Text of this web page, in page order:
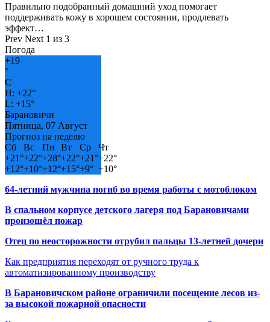
Правильно подобранный домашний уход помогает
поддерживать кожу в хорошем состоянии, продлевать
эффект…
Prev Next 1 из 3
Погода
+19
°
C
H: +22°
L: +15°
Барановичи
Пятница, 07 Август
Прогноз на неделю
Сб
Вс Пн Вт Ср
Чт
+21°+22°+28°+22°+21°+22°
+12°+10°+12°+15°+9° +10°
64-летний мужчина погиб во время работы с мотоблоком
В спальном корпусе детского лагеря под Барановичами
произошёл пожар
Отец по неосторожности отрубил пальцы 13-летней дочери
Как предприятия переходят от ручного труда к
автоматизированному производству
В Барановичском районе ограничили посещение лесов из-
за высокой пожарной опасности